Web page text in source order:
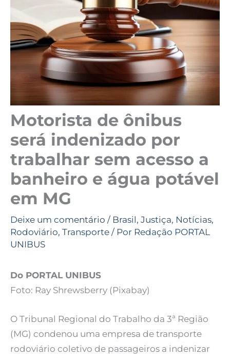
Motorista de ônibus
será indenizado por
trabalhar sem acesso a
banheiro e água potável
em MG
Deixe um comentário / Brasil, Justiça, Notícias,
Rodoviário, Transporte / Por Redação PORTAL
UNIBUS
Do PORTAL UNIBUS
Foto: Ray Shrewsberry (Pixabay)
O Tribunal Regional do Trabalho da 3ª Região
(MG) condenou uma empresa de transporte
rodoviário coletivo de passageiros a indenizar